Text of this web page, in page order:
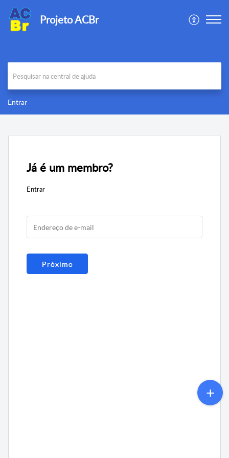
Projeto ACBr
Entrar
Já é um membro?
Entrar